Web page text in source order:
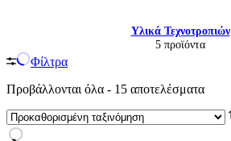
Υλικά Τεχνοτροπιών
5 προϊόντα
Φίλτρα
Προβάλλονται όλα - 15 αποτελέσματα